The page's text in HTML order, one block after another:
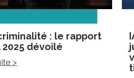
: le rapport
dévoilé
>